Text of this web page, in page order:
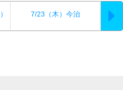
7/23（木）今治